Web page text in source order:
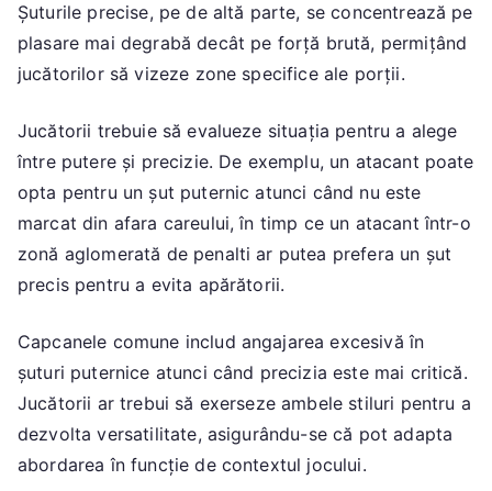
Șuturile precise, pe de altă parte, se concentrează pe
plasare mai degrabă decât pe forță brută, permițând
jucătorilor să vizeze zone specifice ale porții.
Jucătorii trebuie să evalueze situația pentru a alege
între putere și precizie. De exemplu, un atacant poate
opta pentru un șut puternic atunci când nu este
marcat din afara careului, în timp ce un atacant într-o
zonă aglomerată de penalti ar putea prefera un șut
precis pentru a evita apărătorii.
Capcanele comune includ angajarea excesivă în
șuturi puternice atunci când precizia este mai critică.
Jucătorii ar trebui să exerseze ambele stiluri pentru a
dezvolta versatilitate, asigurându-se că pot adapta
abordarea în funcție de contextul jocului.